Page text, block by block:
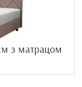
з матрацом